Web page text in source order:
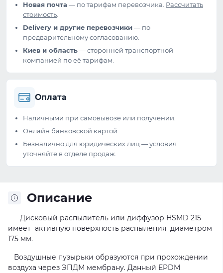
Новая почта — по тарифам перевозчика. Рассчитать
стоимость
Delivery и другие перевозчики— по
предварительному согласованию.
Киев и область— сторонней транспортной
компанией по её тарифам.
Оплата
Наличными при самовывозе или получении.
Онлайн банковской картой.
Безналично для юридических лиц — условия
уточняйте в отделе продаж.
Описание
Дисковый распылитель или диффузор HSMD 215
имеет активную поверхность распыления диаметром
175 мм.
Воздушные пузырьки образуются при прохождении
воздуха через ЭПДМ мембрану. Данный EPDM